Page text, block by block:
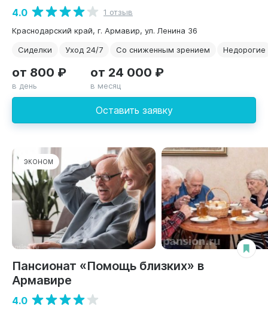
4.0
1 отзыв
Краснодарский край, г. Армавир, ул. Ленина 36
Сиделки
Уход 24/7 Со сниженным зрением Недорогие
Оставить заявку
от 800 ₽
в день
от 24 000 ₽
в месяц
ЭКОНОМ
Пансионат «Помощь близких» в
Армавире
4.0